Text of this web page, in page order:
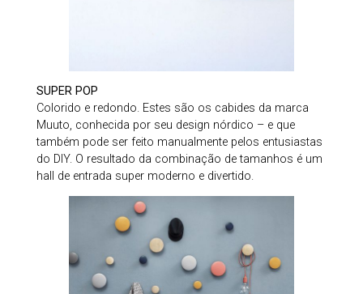
SUPER POP
Colorido e redondo. Estes são os cabides da marca
Muuto, conhecida por seu design nórdico – e que
também pode ser feito manualmente pelos entusiastas
do DIY. O resultado da combinação de tamanhos é um
hall de entrada super moderno e divertido.